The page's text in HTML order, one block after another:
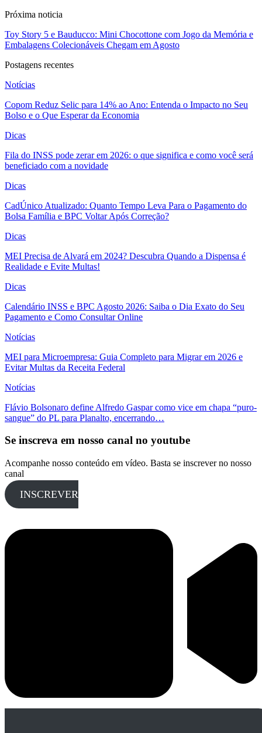
Próxima noticia
Toy Story 5 e Bauducco: Mini Chocottone com Jogo da Memória e
Embalagens Colecionáveis Chegam em Agosto
Postagens recentes
Notícias
Copom Reduz Selic para 14% ao Ano: Entenda o Impacto no Seu
Bolso e o Que Esperar da Economia
Dicas
Fila do INSS pode zerar em 2026: o que significa e como você será
beneficiado com a novidade
Dicas
CadÚnico Atualizado: Quanto Tempo Leva Para o Pagamento do
Bolsa Família e BPC Voltar Após Correção?
Dicas
MEI Precisa de Alvará em 2024? Descubra Quando a Dispensa é
Realidade e Evite Multas!
Dicas
Calendário INSS e BPC Agosto 2026: Saiba o Dia Exato do Seu
Pagamento e Como Consultar Online
Notícias
MEI para Microempresa: Guia Completo para Migrar em 2026 e
Evitar Multas da Receita Federal
Notícias
Flávio Bolsonaro define Alfredo Gaspar como vice em chapa “puro-
sangue” do PL para Planalto, encerrando…
Se inscreva em nosso canal no youtube
Acompanhe nosso conteúdo em vídeo. Basta se inscrever no nosso
canal
INSCREVER